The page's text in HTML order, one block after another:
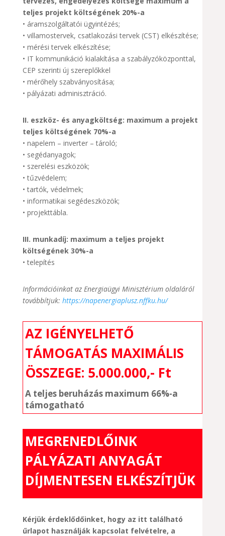
teljes projekt költségének 20%-a
• áramszolgáltatói ügyintézés;
• villamostervek, csatlakozási tervek (CST) elkészítése;
• mérési tervek elkészítése;
• IT kommunikáció kialakítása a szabályzóközponttal,
CEP szerinti új szereplőkkel
• mérőhely szabványosítása;
• pályázati adminisztráció.
II. eszköz- és anyagköltség: maximum a projekt
teljes költségének 70%-a
• napelem – inverter – tároló;
• segédanyagok;
• szerelési eszközök;
• tűzvédelem;
• tartók, védelmek;
• informatikai segédeszközök;
• projekttábla.
III. munkadíj: maximum a teljes projekt
költségének 30%-a
• telepítés
Információinkat az Energiaügyi Minisztérium oldaláról
továbbítjuk: https://napenergiaplusz.nffku.hu/
AZ IGÉNYELHETŐ
TÁMOGATÁS MAXIMÁLIS
ÖSSZEGE: 5.000.000,- Ft
A teljes beruházás maximum 66%-a
támogatható
MEGRENEDLŐINK
PÁLYÁZATI ANYAGÁT
DÍJMENTESEN ELKÉSZÍTJÜK
Kérjük érdeklődőinket, hogy az itt található
űrlapot használják kapcsolat felvételre, a